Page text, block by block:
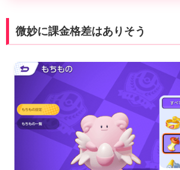
微妙に課金格差はありそう